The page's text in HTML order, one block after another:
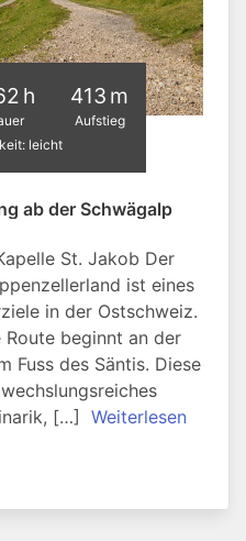
h 413 m
Aufstieg
leicht
ab der Schwägalp
St. Jakob Der
ist eines
in der Ostschweiz.
beginnt an der
Fuss des Säntis. Diese
[…] Weiterlesen